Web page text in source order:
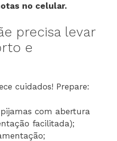
no celular.
precisa levar
e
cuidados! Prepare:
com abertura
facilitada);